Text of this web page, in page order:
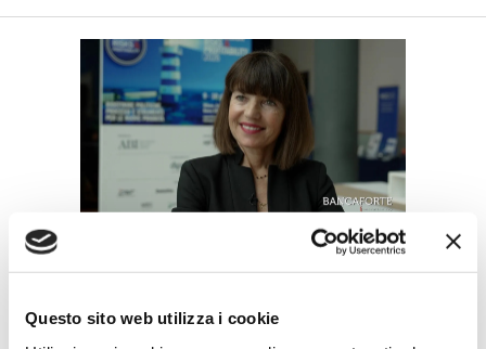
Questo sito web utilizza i cookie
Petrella (BPER Banca): “La GenAI
lavoro degli analisti”